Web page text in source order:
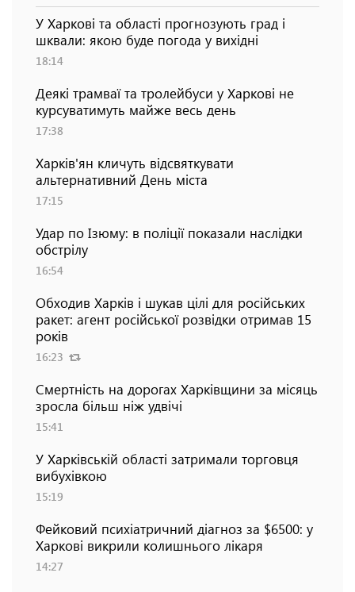
У Харкові та області прогнозують град і
шквали: якою буде погода у вихідні
18:14
Деякі трамваї та тролейбуси у Харкові не
курсуватимуть майже весь день
17:38
Харків'ян кличуть відсвяткувати
альтернативний День міста
17:15
Удар по Ізюму: в поліції показали наслідки
обстрілу
16:54
Обходив Харків і шукав цілі для російських
ракет: агент російської розвідки отримав 15
років
16:23
Смертність на дорогах Харківщини за місяць
зросла більш ніж удвічі
15:41
У Харківській області затримали торговця
вибухівкою
15:19
Фейковий психіатричний діагноз за $6500: у
Харкові викрили колишнього лікаря
14:27